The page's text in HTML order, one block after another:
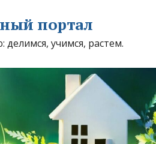
портал
делимся, учимся, растем.